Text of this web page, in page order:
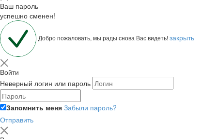
Ваш пароль
успешно сменен!
Добро пожаловать, мы рады снова Вас видеть!закрыть
Войти
Неверный логин или пароль
Запомнить меня Забыли пароль?
Отправить